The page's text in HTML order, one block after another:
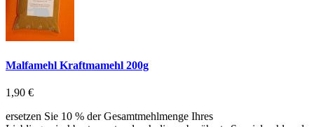
Malfamehl Kraftmamehl 200g
1,90 €
ersetzen Sie 10 % der Gesamtmehlmenge Ihres